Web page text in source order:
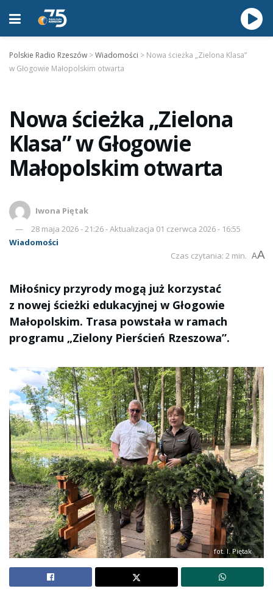
Polskie Radio Rzeszów >Wiadomości > Nowa ścieżka „Zielona Klasa”
w Głogowie Małopolskim otwarta
Nowa ścieżka „Zielona
Klasa” w Głogowie
Małopolskim otwarta
Iwona Piętak
28 maja 2026 - 21:26 - Aktualizacja 01 czerwca 2026 - 16:55
Wiadomości
Czas czytania: 2 min. AA
Miłośnicy przyrody mogą już korzystać
z nowej ścieżki edukacyjnej w Głogowie
Małopolskim. Trasa powstała w ramach
programu „Zielony Pierścień Rzeszowa”.
fot. I. Piętak